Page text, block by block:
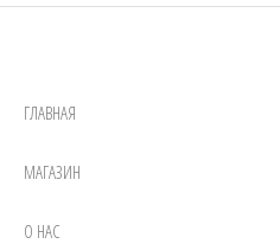
ГЛАВНАЯ
МАГАЗИН
О НАС